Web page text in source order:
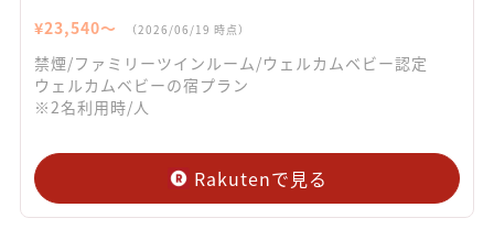
¥23,540〜 （2026/06/19 時点）
禁煙/ファミリーツインルーム/ウェルカムベビー認定
ウェルカムベビーの宿プラン
※2名利用時/人
Rakutenで見る